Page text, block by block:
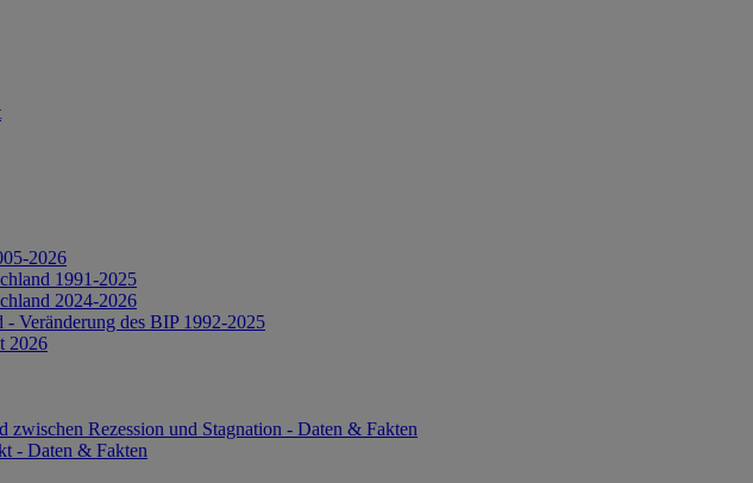
2026
1991-2025
2024-2026
Veränderung des BIP 1992-2025
2026
zwischen Rezession und Stagnation - Daten & Fakten
- Daten & Fakten